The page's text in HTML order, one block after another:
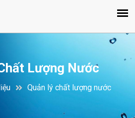
Lượng Nước
Quản lý chất lượng nước